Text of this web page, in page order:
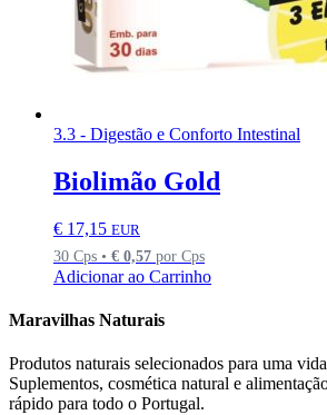
3.3 - Digestão e Conforto Intestinal
Biolimão Gold
€ 17,15 EUR
30 Cps • € 0,57 por Cps
Adicionar ao Carrinho
Maravilhas Naturais
Produtos naturais selecionados para uma
Suplementos, cosmética natural e
rápido para todo o Portugal.